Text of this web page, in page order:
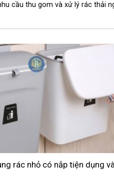
cầu thu gom và xử lý rác thải
rác nhỏ có nắp tiện dụng